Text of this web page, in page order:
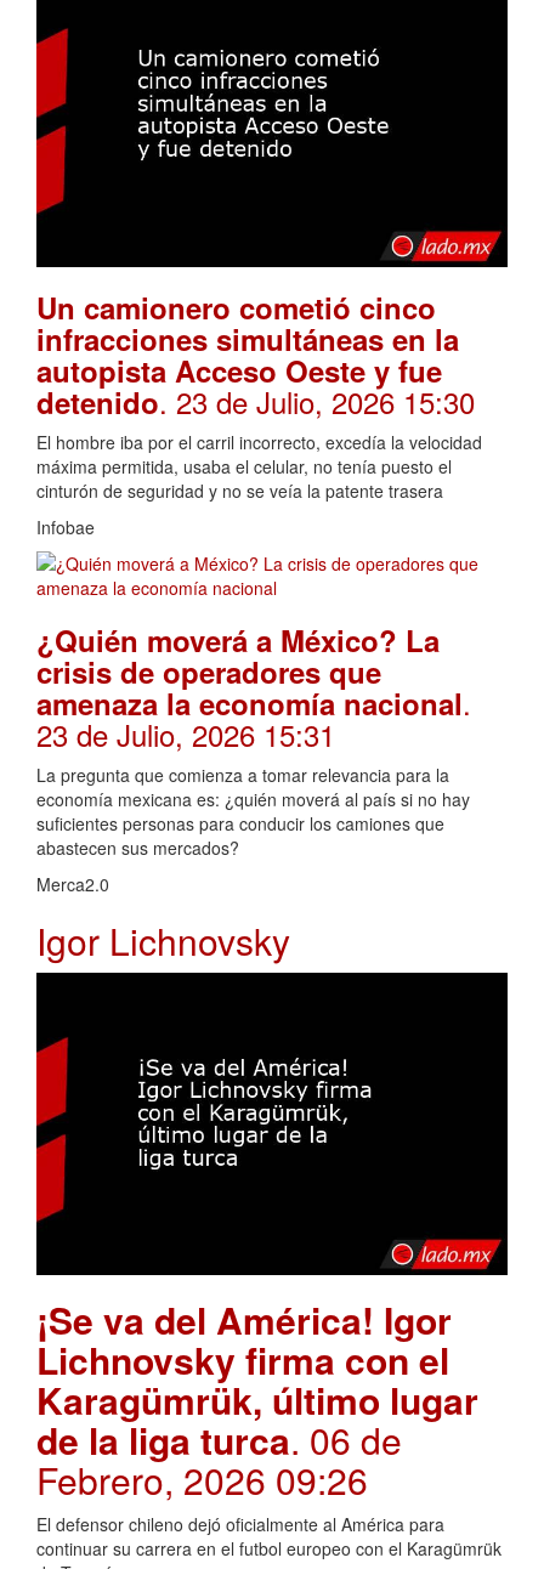
Un camionero cometió cinco
infracciones simultáneas en la
autopista Acceso Oeste y fue
detenido. 23 de Julio, 2026 15:30
El hombre iba por el carril incorrecto, excedía la velocidad
máxima permitida, usaba el celular, no tenía puesto el
cinturón de seguridad y no se veía la patente trasera
Infobae
¿Quién moverá a México? La
crisis de operadores que
amenaza la economía nacional.
23 de Julio, 2026 15:31
La pregunta que comienza a tomar relevancia para la
economía mexicana es: ¿quién moverá al país si no hay
suficientes personas para conducir los camiones que
abastecen sus mercados?
Merca2.0
Igor Lichnovsky
¡Se va del América! Igor
Lichnovsky firma con el
Karagümrük, último lugar
de la liga turca. 06 de
Febrero, 2026 09:26
El defensor chileno dejó oficialmente al América para
continuar su carrera en el futbol europeo con el Karagümrük